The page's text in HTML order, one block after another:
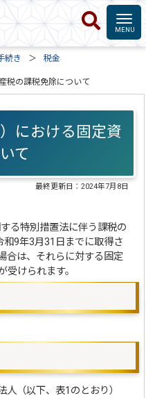
続き
税金
税の課税免除について
における固定資
て
最終更新日：2024年7月8日
る特別措置法に伴う課税の
9年3月31日までに取得さ
合は、それらに対する固定
けられます。
（以下、表1のとおり）